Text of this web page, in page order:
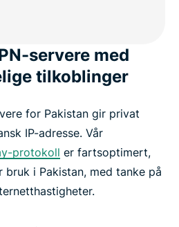
servere med
tilkoblinger
for Pakistan gir privat
IP-adresse. Vår
protokoll er fartsoptimert,
i Pakistan, med tanke på